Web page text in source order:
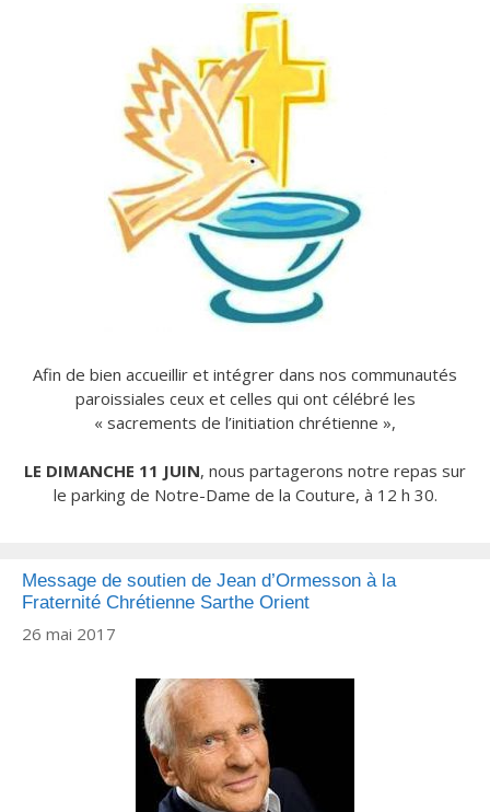
Afin de bien accueillir et intégrer dans nos communautés
paroissiales ceux et celles qui ont célébré les
« sacrements de l’initiation chrétienne »,
LE DIMANCHE 11 JUIN, nous partagerons notre repas sur
le parking de Notre-Dame de la Couture, à 12 h 30.
Message de soutien de Jean d’Ormesson à la
Fraternité Chrétienne Sarthe Orient
26 mai 2017